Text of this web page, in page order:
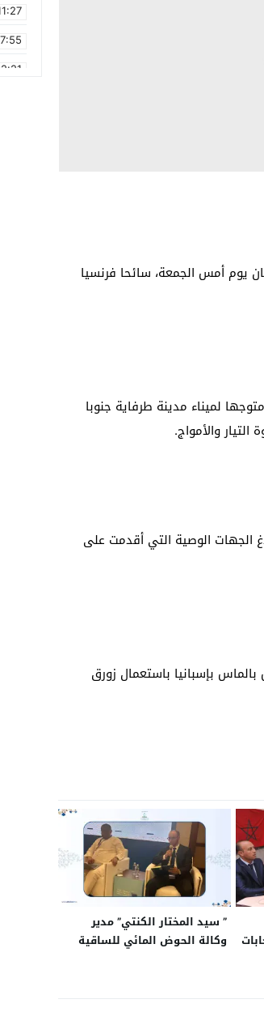
يوم أمس الجمعة، سائحا فر­نسيا
لميناء مدينة طرف­اية جنوبا
والأمواج.
الجهات الوصية التي أق­دمت على
بإسبانيا باستع­مال زورق
” سيد المختار الكنتي” مدير
وكالة الحوض المائي للساقية